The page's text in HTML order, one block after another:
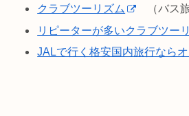
クラブツーリズム
（バス旅
リピーターが多いクラブツー
JALで行く格安国内旅行なら